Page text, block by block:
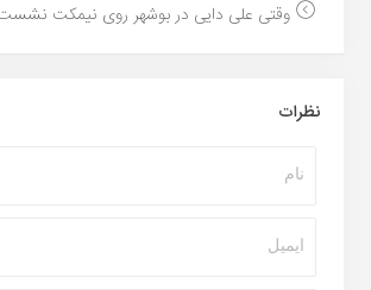
وقتی علی دایی در بوشهر روی نیمکت
نظرات